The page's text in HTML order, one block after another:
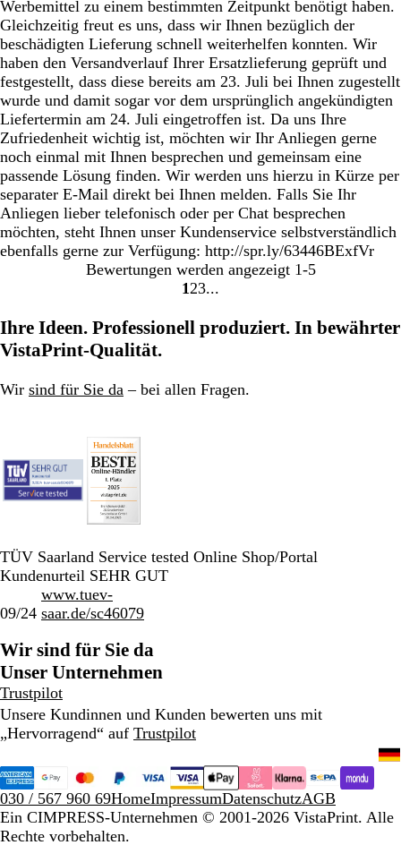
Werbemittel zu einem bestimmten Zeitpunkt benötigt haben.
Gleichzeitig freut es uns, dass wir Ihnen bezüglich der
beschädigten Lieferung schnell weiterhelfen konnten. Wir
haben den Versandverlauf Ihrer Ersatzlieferung geprüft und
festgestellt, dass diese bereits am 23. Juli bei Ihnen zugestellt
wurde und damit sogar vor dem ursprünglich angekündigten
Liefertermin am 24. Juli eingetroffen ist. Da uns Ihre
Zufriedenheit wichtig ist, möchten wir Ihr Anliegen gerne
noch einmal mit Ihnen besprechen und gemeinsam eine
passende Lösung finden. Wir werden uns hierzu in Kürze per
separater E-Mail direkt bei Ihnen melden. Falls Sie Ihr
Anliegen lieber telefonisch oder per Chat besprechen
möchten, steht Ihnen unser Kundenservice selbstverständlich
ebenfalls gerne zur Verfügung: http://spr.ly/63446BExfVr
Bewertungen werden angezeigt 1-5
Gehe
Seite
1 Gehe
Seite
2 Gehe
Seite
3
Ihre Ideen. Professionell produziert. In bewährter
VistaPrint-Qualität.
Wir sind für Sie da – bei allen Fragen.
TÜV Saarland Service tested Online Shop/Portal
Kundenurteil SEHR GUT
09/24
www.tuev-
saar.de/sc46079
Wir sind für Sie da
Unser Unternehmen
Trustpilot
Unsere Kundinnen und Kunden bewerten uns mit
„Hervorragend“ auf Trustpilot
030 / 567 960 69HomeImpressumDatenschutzAGB
Ein CIMPRESS-Unternehmen © 2001-2026 VistaPrint. Alle
Rechte vorbehalten.